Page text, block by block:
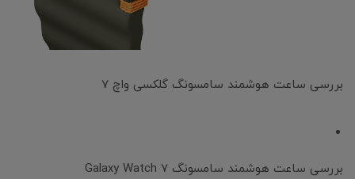
بررسی ساعت هوشمند سامسونگ گلکسی واچ 7
بررسی ساعت هوشمند سامسونگ Galaxy Watch 7